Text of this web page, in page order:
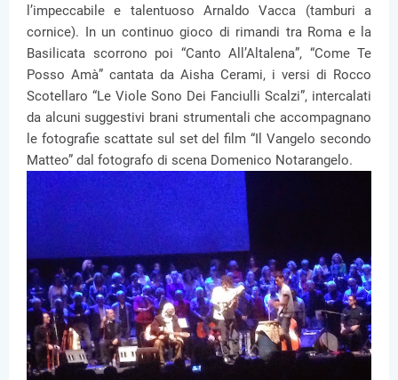
l’impeccabile e talentuoso Arnaldo Vacca (tamburi a
cornice). In un continuo gioco di rimandi tra Roma e la
Basilicata scorrono poi “Canto All’Altalena”, “Come Te
Posso Amà” cantata da Aisha Cerami, i versi di Rocco
Scotellaro “Le Viole Sono Dei Fanciulli Scalzi”, intercalati
da alcuni suggestivi brani strumentali che accompagnano
le fotografie scattate sul set del film “Il Vangelo secondo
Matteo” dal fotografo di scena Domenico Notarangelo.